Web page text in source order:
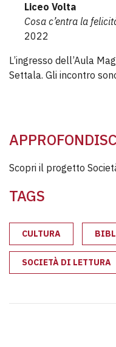
Liceo Volta
Cosa c’entra la
2022
L’ingresso dell’Aula
Settala. Gli incontro
Scopri il progetto
TAGS
CULTURA
SOCIETÀ DI LETTURA